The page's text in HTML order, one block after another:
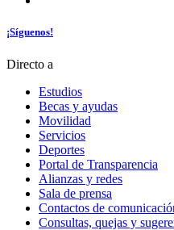
¡Síguenos!
Directo a
Estudios
Becas y ayudas
Movilidad
Servicios
Deportes
Portal de Transparencia
Alianzas y redes
Sala de prensa
Contactos de
Consultas, quejas y